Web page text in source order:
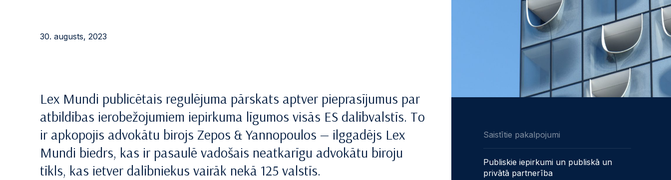
30. augusts, 2023
Lex Mundi publicētais regulējuma pārskats aptver pieprasījumus par
atbildības ierobežojumiem iepirkuma līgumos visās ES dalībvalstīs. To
ir apkopojis advokātu birojs Zepos & Yannopoulos — ilggadējs Lex
Mundi biedrs, kas ir pasaulē vadošais neatkarīgu advokātu biroju
tīkls, kas ietver dalībniekus vairāk nekā 125 valstīs.
Saistītie pakalpojumi
Publiskie iepirkumi un publiskā un
privātā partnerība